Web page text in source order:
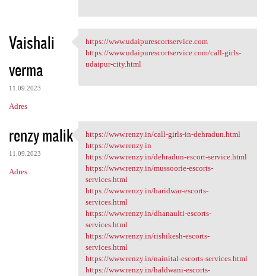
Vaishali
verma
11.09.2023
Adres
https://www
https://www.udaipurescortservice.com
https://www.udaipurescortservice.com/call-girls-
udaipur-city.html
renzy malik
11.09.2023
Adres
https://www.renzy.in/call
https://www.renzy.in/call-girls-in-dehradun.html
https://www.renzy.in
https://www.renzy.in/dehradun-escort-service.html
https://www.renzy.in/mussoorie-escorts-
services.html
https://www.renzy.in/haridwar-escorts-
services.html
https://www.renzy.in/dhanaulti-escorts-
services.html
https://www.renzy.in/rishikesh-escorts-
services.html
https://www.renzy.in/nainital-escorts-services.html
https://www.renzy.in/haldwani-escorts-